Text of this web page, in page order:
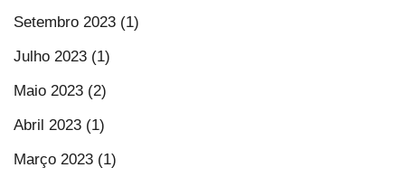
Setembro 2023 (1)
Julho 2023 (1)
Maio 2023 (2)
Abril 2023 (1)
Março 2023 (1)